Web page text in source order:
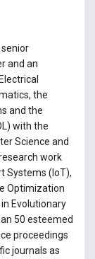
and an
the
and the
with the
Science and
work
Systems (IoT),
Optimization
Evolutionary
50 esteemed
proceedings
journals as